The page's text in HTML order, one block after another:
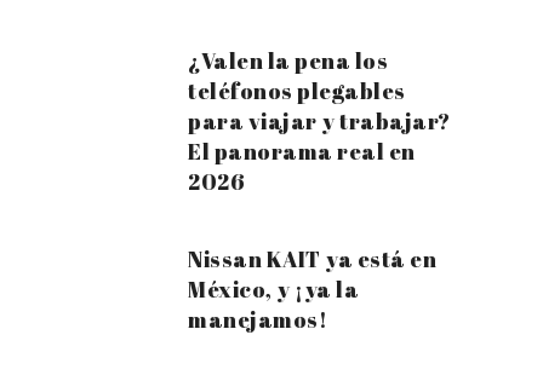
¿Valen la pena los
teléfonos plegables
para viajar y trabajar?
El panorama real en
2026
Nissan KAIT ya está en
México, y ¡ya la
manejamos!